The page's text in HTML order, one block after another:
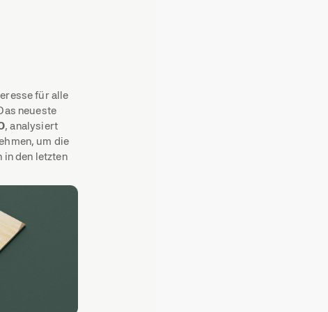
für alle
neueste
, analysiert
um die
den letzten